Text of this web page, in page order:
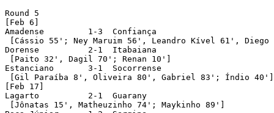
Round 5
[Feb 6]
Amadense	 1-3  Confiança				att: 364
[Cássio 55'; Ney Maruim 56', Leandro Kível 61', Diego
Dorense		 2-1  Itabaiana				att: 951
[Paito 32', Dagil 70'; Renan 10']
Estanciano	 3-1  Socorrense			att: 142
[Gil Paraíba 8', Oliveira 80', Gabriel 83'; Índio 40']
[Feb 17]
Lagarto		 2-1  Guarany				att: 40
[Jônatas 15', Matheuzinho 74'; Maykinho 89']